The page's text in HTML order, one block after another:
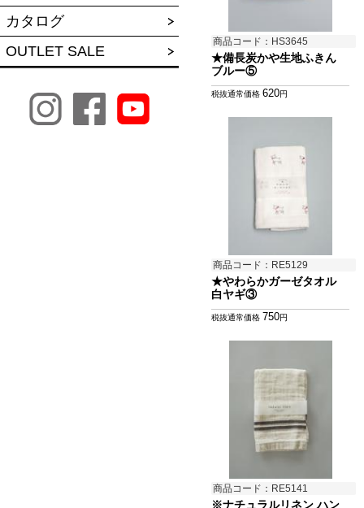
カタログ
OUTLET SALE
商品コード：HS3645
★備長炭かや生地ふきん
ブルー⑤
税抜通常価格 620円
商品コード：RE5129
★やわらかガーゼタオル
白ヤギ③
税抜通常価格 750円
商品コード：RE5141
※ナチュラルリネン ハン